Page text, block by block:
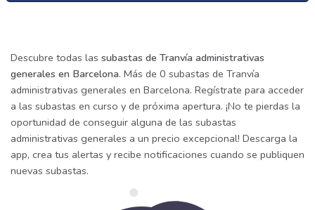
Descubre todas las subastas de Tranvía administrativas
generales en Barcelona. Más de 0 subastas de Tranvía
administrativas generales en Barcelona. Regístrate para acceder
a las subastas en curso y de próxima apertura. ¡No te pierdas la
oportunidad de conseguir alguna de las subastas
administrativas generales a un precio excepcional! Descarga la
app, crea tus alertas y recibe notificaciones cuando se publiquen
nuevas subastas.